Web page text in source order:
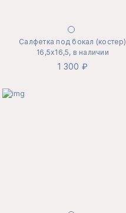
Салфетка под бокал (костер)
16,5х16,5, в наличии
1 300 ₽